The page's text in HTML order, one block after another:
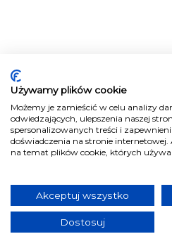
Używamy plików cookie
Możemy je zamieścić w celu analizy
odwiedzających, ulepszenia naszej
spersonalizowanych treści i
doświadczenia na stronie
na temat plików cookie, których
Akceptuj wszystko
Dostosuj